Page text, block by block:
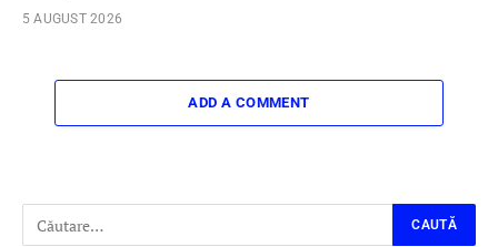
5 AUGUST 2026
ADD A COMMENT